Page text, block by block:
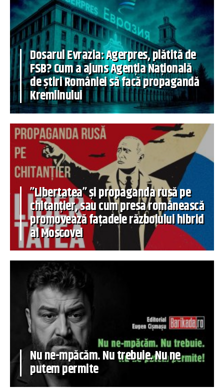
Dosarul Evrazia: Agerpres, plătită de
FSB? Cum a ajuns Agenția Națională
de știri României să facă propagandă
Kremlinului
”Libertatea” și propaganda rusă pe
chitanțier, sau cum presa românească
promovează fațadele războiului hibrid
al Moscovei
Nu ne-mpăcăm. Nu trebuie. Nu ne
putem permite